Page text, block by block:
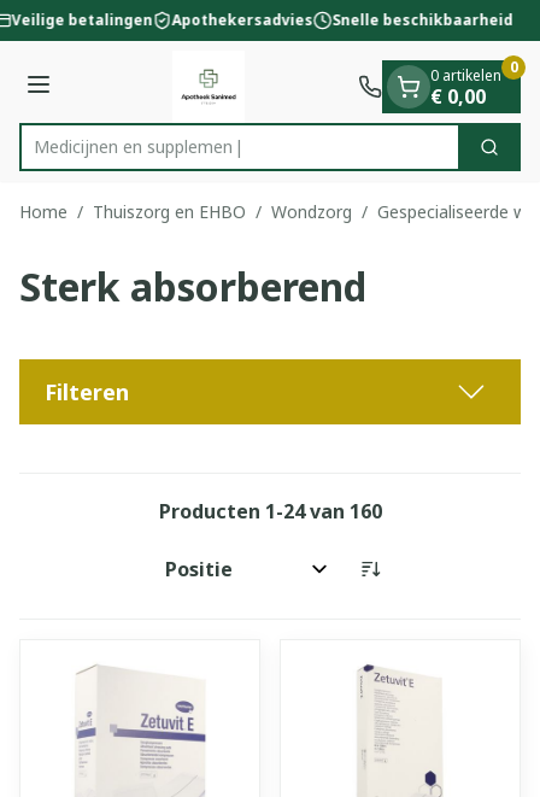
Ga naar de inhoud
1 van 1
Veilige betalingen Apothekersadvies Snelle beschikbaarheid
Menu
Product, merk, categorie...
Med Zoek
0 artikelen
€ 0,00
0
Home / Thuiszorg en EHBO / Wondzorg / Gespecialiseerde
Sterk absorberend
Filteren
Producten 1-24van 160
Sorteer op: